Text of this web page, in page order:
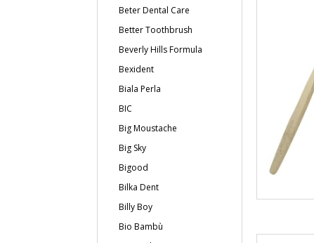
Beter Dental Care
Better Toothbrush
Beverly Hills Formula
Bexident
Biala Perla
BIC
Big Moustache
Big Sky
Bigood
Bilka Dent
Billy Boy
Bio Bambù